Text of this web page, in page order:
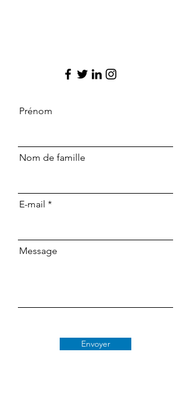
Prénom
Nom de famille
E-mail
Message
Envoyer